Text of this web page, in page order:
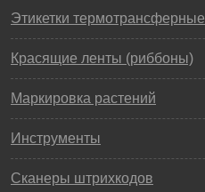
Этикетки термотрансферные
Красящие ленты (риббоны)
Маркировка растений
Инструменты
Сканеры штрихкодов